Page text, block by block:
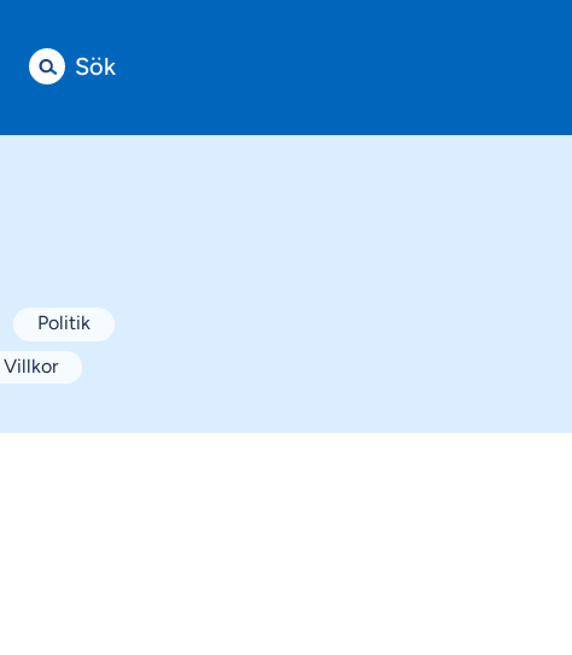
Sök
Politik
Villkor